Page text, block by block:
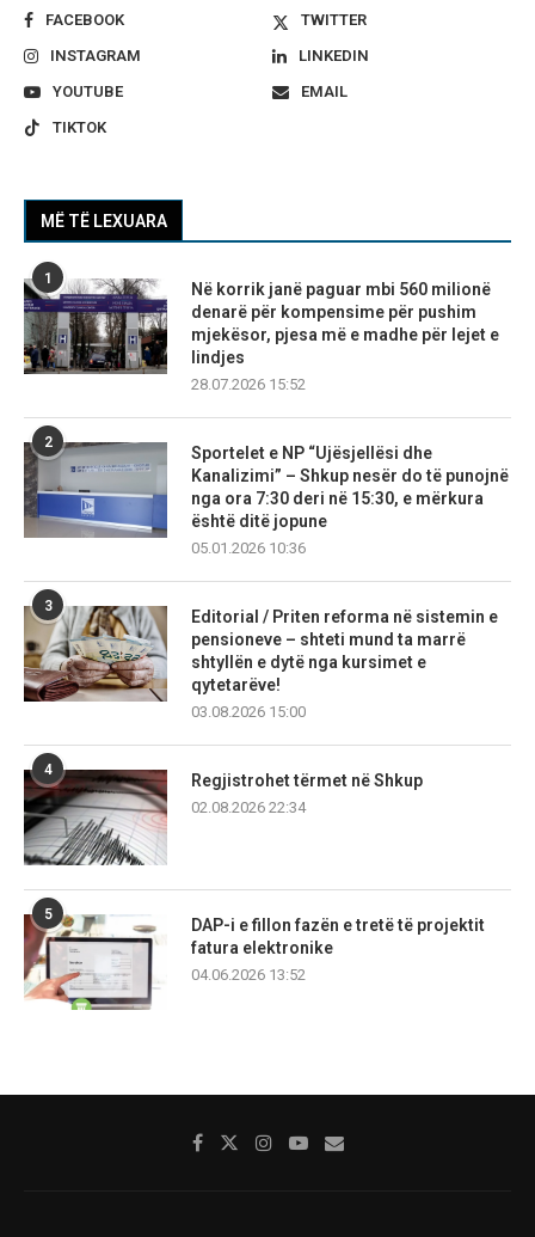
FACEBOOK
TWITTER
INSTAGRAM
LINKEDIN
YOUTUBE
EMAIL
TIKTOK
MË TË LEXUARA
1
Në korrik janë paguar mbi 560 milionë
denarë për kompensime për pushim
mjekësor, pjesa më e madhe për lejet e
lindjes
28.07.2026 15:52
2
Sportelet e NP “Ujësjellësi dhe
Kanalizimi” – Shkup nesër do të punojnë
nga ora 7:30 deri në 15:30, e mërkura
është ditë jopune
05.01.2026 10:36
3
Editorial / Priten reforma në sistemin e
pensioneve – shteti mund ta marrë
shtyllën e dytë nga kursimet e
qytetarëve!
03.08.2026 15:00
4
Regjistrohet tërmet në Shkup
02.08.2026 22:34
5
DAP-i e fillon fazën e tretë të projektit
fatura elektronike
04.06.2026 13:52